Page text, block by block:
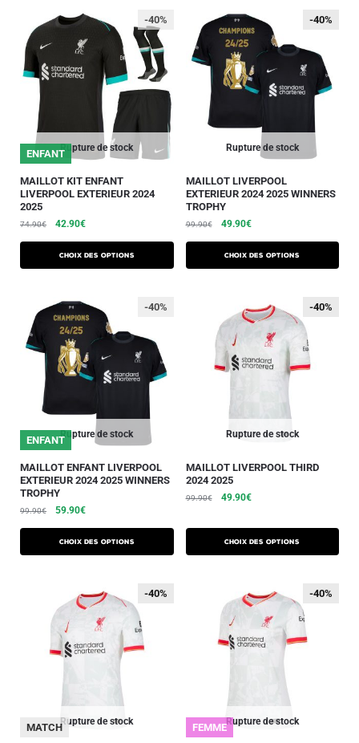
Rupture de stock
ENFANT
-40%
MAILLOT KIT ENFANT
LIVERPOOL EXTERIEUR 2024
2025
74.90€ 42.90€
Choix des options
Rupture de stock
-40%
-40%
MAILLOT LIVERPOOL
EXTERIEUR 2024 2025 WINNERS
TROPHY
99.90€ 49.90€
Choix des options
Rupture de stock
-40%
ENFANT
MAILLOT ENFANT LIVERPOOL
EXTERIEUR 2024 2025 WINNERS
TROPHY
99.90€ 59.90€
Choix des options
Rupture de stock
-40%
-40%
MAILLOT LIVERPOOL THIRD
2024 2025
99.90€ 49.90€
Choix des options
Rupture de stock
-40%
-40%
MATCH Rupture de stock
-40%
FEMME
-40%